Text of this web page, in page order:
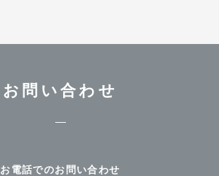
お問い合わせ
お電話でのお問い合わせ